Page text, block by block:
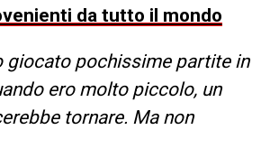
da tutto il mondo
giocato pochissime partite in
ero molto piccolo, un
tornare. Ma non